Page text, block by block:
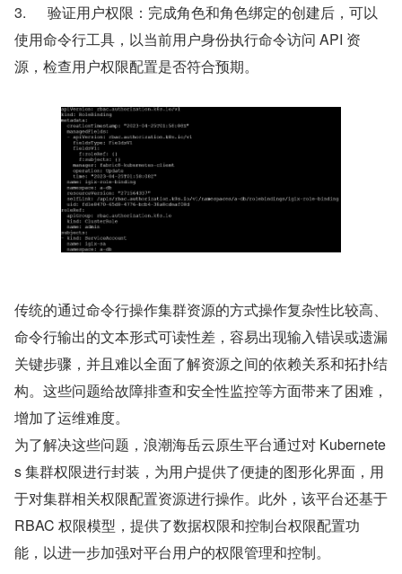
3.      验证用户权限：完成角色和角色绑定的创建后，可以
使用命令行工具，以当前用户身份执行命令访问 API 资
源，检查用户权限配置是否符合预期。
传统的通过命令行操作集群资源的方式操作复杂性比较高、
命令行输出的文本形式可读性差，容易出现输入错误或遗漏
关键步骤，并且难以全面了解资源之间的依赖关系和拓扑结
构。这些问题给故障排查和安全性监控等方面带来了困难，
增加了运维难度。
为了解决这些问题，浪潮海岳云原生平台通过对 Kubernete
s 集群权限进行封装，为用户提供了便捷的图形化界面，用
于对集群相关权限配置资源进行操作。此外，该平台还基于
RBAC 权限模型，提供了数据权限和控制台权限配置功
能，以进一步加强对平台用户的权限管理和控制。